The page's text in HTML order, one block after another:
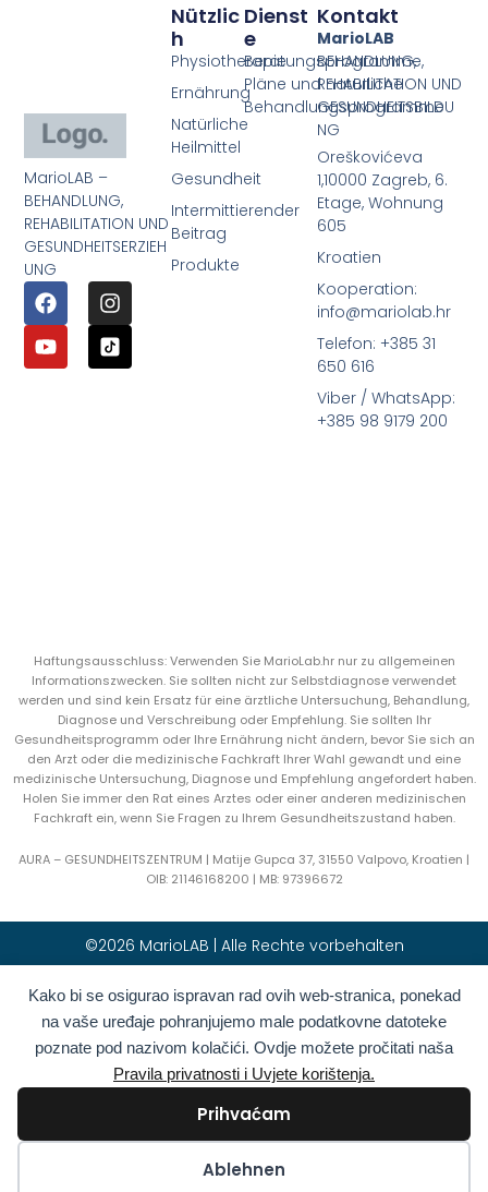
Kako bi se osigurao ispravan rad ovih web-stranica, ponekad
na vaše uređaje pohranjujemo male podatkovne datoteke
poznate pod nazivom kolačići. Ovdje možete pročitati naša
Pravila privatnosti i Uvjete korištenja.
Prihvaćam
Ablehnen
MarioLAB –
BEHANDLUNG,
REHABILITATION UND
GESUNDHEITSERZIEH
UNG
Dienst
E
Beratungsprogramme,
Pläne und natürliche
Behandlungsprogramme
Nützlic
H
Physiotherapie
Ernährung
Natürliche
Heilmittel
Gesundheit
Intermittierender
Beitrag
Produkte
Kontakt
MarioLAB
BEHANDLUNG,
REHABILITATION UND
GESUNDHEITSBILDU
NG
Oreškovićeva
1,10000 Zagreb, 6.
Etage, Wohnung
605
Kroatien
Kooperation:
info@mariolab.hr
Telefon: +385 31
650 616
Viber / WhatsApp:
+385 98 9179 200
Haftungsausschluss: Verwenden Sie MarioLab.hr nur zu allgemeinen
Informationszwecken. Sie sollten nicht zur Selbstdiagnose verwendet
werden und sind kein Ersatz für eine ärztliche Untersuchung, Behandlung,
Diagnose und Verschreibung oder Empfehlung. Sie sollten Ihr
Gesundheitsprogramm oder Ihre Ernährung nicht ändern, bevor Sie sich an
den Arzt oder die medizinische Fachkraft Ihrer Wahl gewandt und eine
medizinische Untersuchung, Diagnose und Empfehlung angefordert haben.
Holen Sie immer den Rat eines Arztes oder einer anderen medizinischen
Fachkraft ein, wenn Sie Fragen zu Ihrem Gesundheitszustand haben.
AURA – GESUNDHEITSZENTRUM | Matije Gupca 37, 31550 Valpovo, Kroatien |
OIB: 21146168200 | MB: 97396672
©2026 MarioLAB | Alle Rechte vorbehalten
Hrvatski(Kroatisch) English(Englisch)
Deutsch
Polski (Polnisch)
Română(Rumänisch) Italiano( Italienisch)
Български(Bulgarisch) Français(Französisch)
Griechisch) Slovenčina